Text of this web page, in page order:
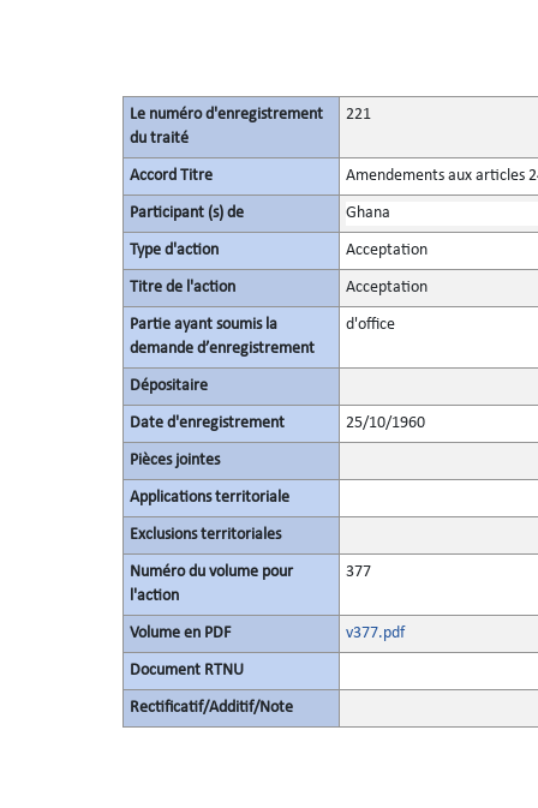
Le numéro d'enregistrement
du traité
221
Accord Titre Amendements aux articles
Participant (s) de Ghana
Type d'action Acceptation
Titre de l'action Acceptation
Partie ayant soumis la
demande d’enregistrement
d'office
Dépositaire
Date d'enregistrement 25/10/1960
Pièces jointes
Applications territoriale
Exclusions territoriales
Numéro du volume pour
l'action
377
Volume en PDF v377.pdf
Document RTNU
Rectificatif/Additif/Note